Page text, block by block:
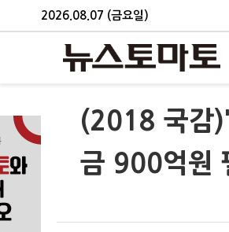
2026.08.07 (금요일)
(2018 국감
금 900억원